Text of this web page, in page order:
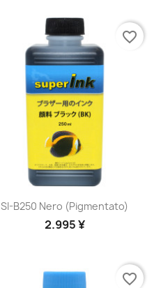
Anteprima
SI-B250 Nero (pigmentato)
2.995 ¥
favorite_border
favorite_border